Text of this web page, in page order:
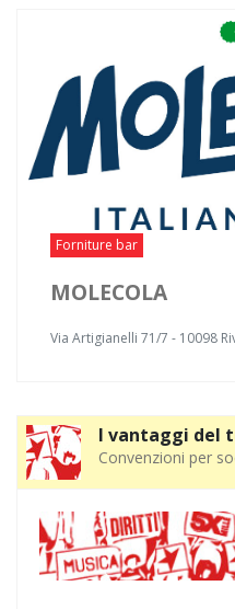
Forniture bar
MOLECOLA
Via Artigianelli 71/7 - 10098
I vantaggi del
Convenzioni per